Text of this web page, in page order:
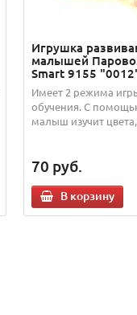
Игрушка
малышей
Smart 9155
Имеет 2 режима
обучения. С
малыш изучит
70 руб.
В корзину